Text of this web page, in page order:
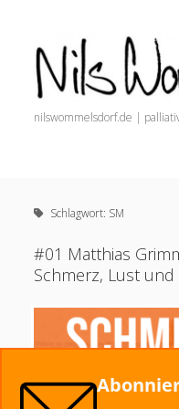
Nils
Wommelsdorf
nilswommelsdorf.de |
painnursing.de (Alle Infos für
Schmerz. Der Podcast.
Veröffentlichungen
Podcasts und Videos
Dozententätigkeit
Schlagwort: SM
#01 Matthias
Schmerz, Lust und